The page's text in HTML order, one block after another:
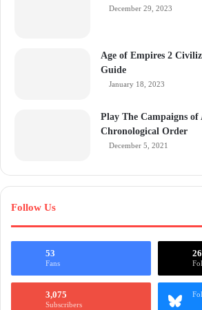
December 29, 2023
Age of Empires 2
Guide
January 18, 2023
Play The Campaigns of
Chronological Order
December 5, 2021
Follow Us
53
Fans
26
3,075
Subscribers